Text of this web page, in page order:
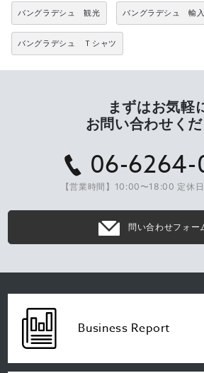
バングラデシュ 観光 バングラデシュ 輸入
バングラデシュ Ｔシャツ
まずはお気軽
お問い合わせく
06-
【営業時間】10:00〜18:00 定休
問い合わせフォー
Business Report